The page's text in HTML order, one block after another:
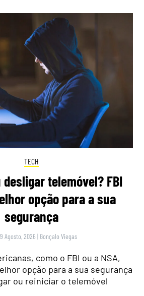
TECH
telemóvel? FBI
opção para a sua
segurança
Agosto, 2026 | Gonçalo Viegas
como o FBI ou a NSA,
opção para a sua segurança
ou reiniciar o telemóvel